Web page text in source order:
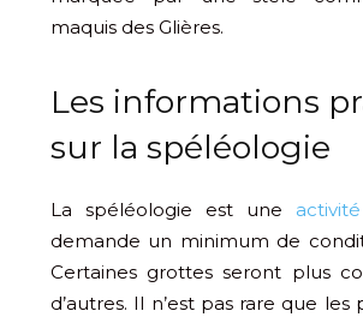
maquis des Glières.
Les informations
sur la spéléologie
La spéléologie est une
demande un minimum de
Certaines grottes seront plus
d’autres. Il n’est pas rare que les